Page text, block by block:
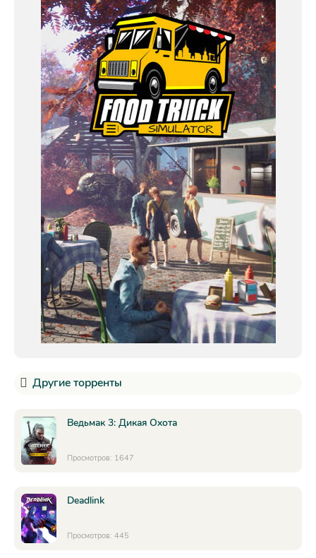
Другие торренты
Ведьмак 3: Дикая Охота
Просмотров: 1647
Deadlink
Просмотров: 445